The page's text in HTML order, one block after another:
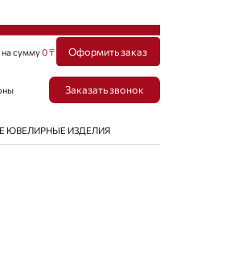
на сумму0 ₸ Оформить заказ
Заказать звонок
ЮВЕЛИРНЫЕ ИЗДЕЛИЯ